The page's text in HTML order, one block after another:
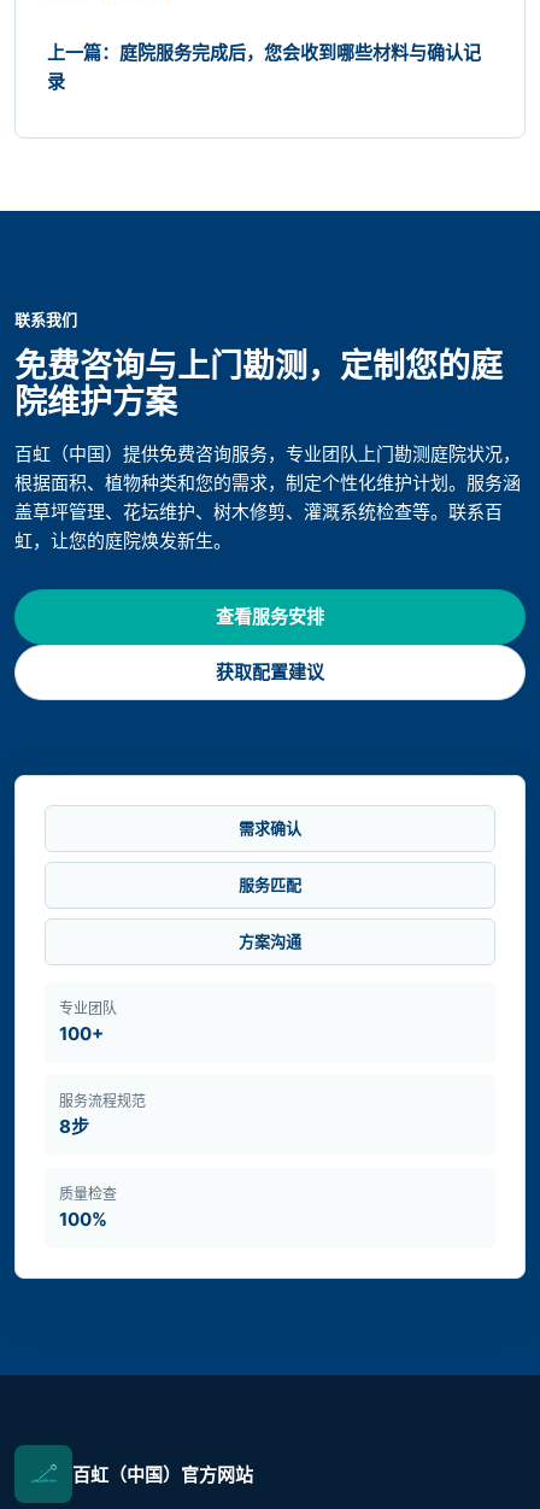
上一篇：庭院服务完成后，您会收到哪些材料与确认记
录
联系我们
免费咨询与上门勘测，定制您的庭
院维护方案
百虹（中国）提供免费咨询服务，专业团队上门勘测庭院状况，
根据面积、植物种类和您的需求，制定个性化维护计划。服务涵
盖草坪管理、花坛维护、树木修剪、灌溉系统检查等。联系百
虹，让您的庭院焕发新生。
查看服务安排
获取配置建议
需求确认
服务匹配
方案沟通
专业团队
100+
服务流程规范
8步
质量检查
100%
百虹（中国）官方网站